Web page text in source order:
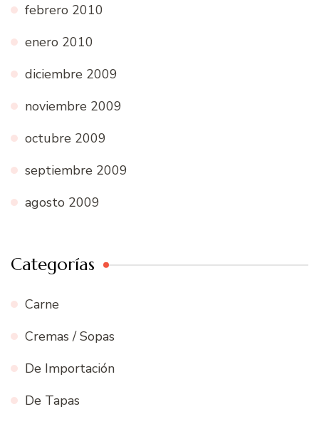
febrero 2010
enero 2010
diciembre 2009
noviembre 2009
octubre 2009
septiembre 2009
agosto 2009
Categorías
Carne
Cremas / Sopas
De Importación
De Tapas